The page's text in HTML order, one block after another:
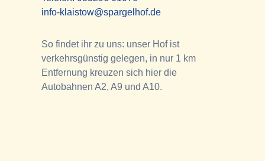
info-klaistow@spargelhof.de
So findet ihr zu uns: unser Hof ist
verkehrsgünstig gelegen, in nur 1 km
Entfernung kreuzen sich hier die
Autobahnen A2, A9 und A10.